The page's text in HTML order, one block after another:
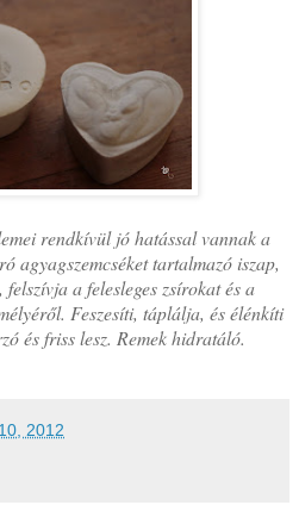
rendkívül jó hatással vannak a
agyagszemcséket tartalmazó iszap,
a felesleges zsírokat és a
Feszesíti, táplálja, és élénkíti
és friss lesz. Remek hidratáló.
2012